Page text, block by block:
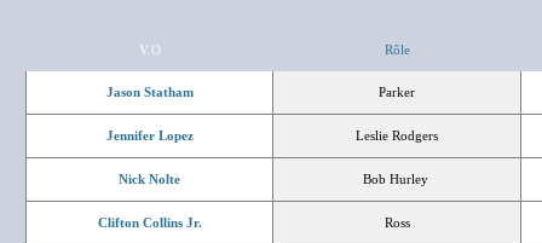
V.O Rôle
Jason Statham Parker
Jennifer Lopez Leslie Rodgers
Nick Nolte Bob Hurley
Clifton Collins Jr. Ross